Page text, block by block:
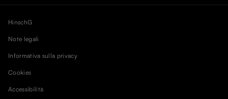
HinschG
Note legali
Informativa sulla privacy
Cookies
Accessibilità